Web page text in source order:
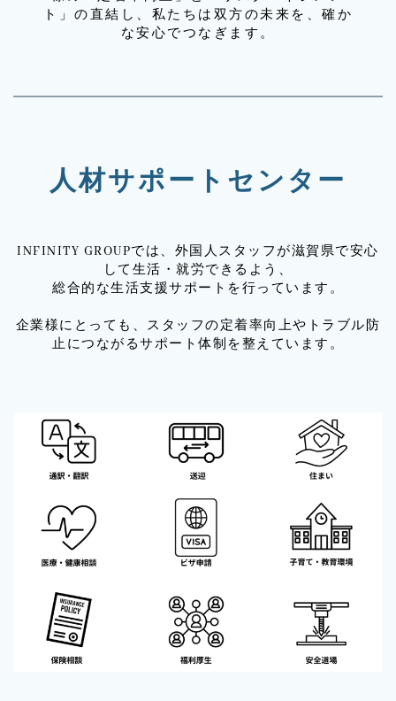
ト」の直結し、私たちは双方の未来を、確か
な安心でつなぎます。
人材サポートセンター
INFINITY GROUPでは、外国人スタッフが滋賀県で安心
して生活・就労できるよう、
総合的な生活支援サポートを行っています。
企業様にとっても、スタッフの定着率向上やトラブル防
止につながるサポート体制を整えています。